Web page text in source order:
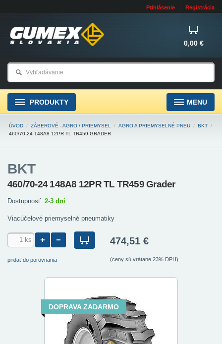
Prihlásenie Registrácia
0,00 €
PRODUKTY MENU
ÚVOD / ZÁBEROVÉ - AGRO / PRIEMYSEL / AGRO A PRIEMYSELNÉ PNEU / BKT /
460/70-24 148A8 12PR TL TR459 GRADER
BKT
460/70-24 148A8 12PR TL TR459 Grader
Dostupnosť: 2-3 dni
Viacúčelové priemyselné pneumatiky
pridať do porovnania
474,51 €
(ceny sú vrátane 23% DPH)
DOPRAVA ZADARMO